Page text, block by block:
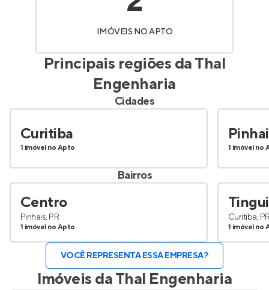
IMÓVEIS NO APTO
Principais regiões daThal
Engenharia
Cidades
Curitiba
1 imóvel no Apto 1 imóvel no
Bairros
Centro
Pinhais, PR
1 imóvel no Apto
Tingui
Curitiba,
1 imóvel no
VOCÊ REPRESENTA ESSA EMPRESA?
Imóveis daThal Engenharia